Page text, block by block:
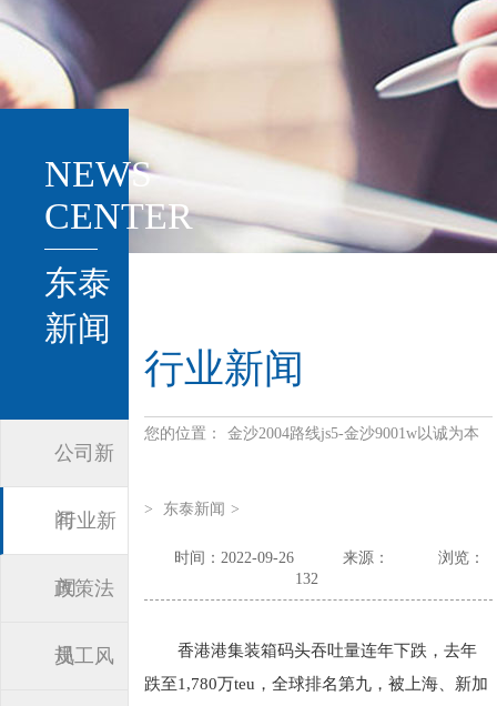
NEWS
CENTER
东泰
新闻
公司新
闻
行业新
闻
政策法
规
员工风
行业新闻
您的位置： 金沙2004路线js5-金沙9001w以诚为本
> 东泰新闻 >
时间：2022-09-26 来源：
浏览：
132
香港港集装箱码头吞吐量连年下跌，去年
跌至1,780万teu，全球排名第九，被上海、新加